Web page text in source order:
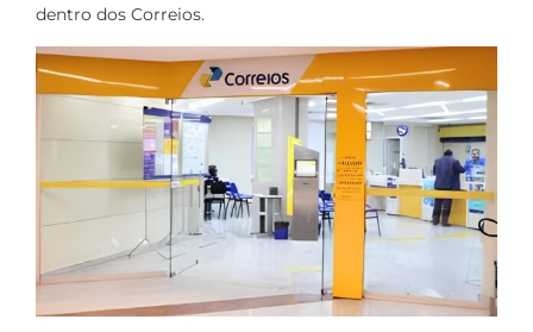
dentro dos Correios.